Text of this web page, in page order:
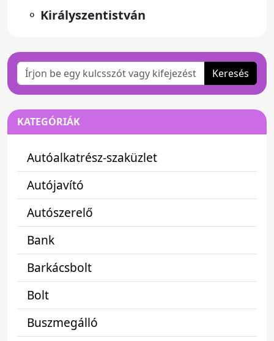
⚬ Királyszentistván
Keresés
KATEGÓRIÁK
Autóalkatrész-szaküzlet
Autójavító
Autószerelő
Bank
Barkácsbolt
Bolt
Buszmegálló